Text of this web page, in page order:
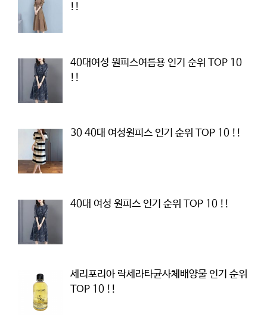
!!
40대여성 원피스여름용 인기 순위 TOP 10
!!
30 40대 여성원피스 인기 순위 TOP 10 !!
40대 여성 원피스 인기 순위 TOP 10 !!
세리포리아 락세라타균사체배양물 인기 순위
TOP 10 !!